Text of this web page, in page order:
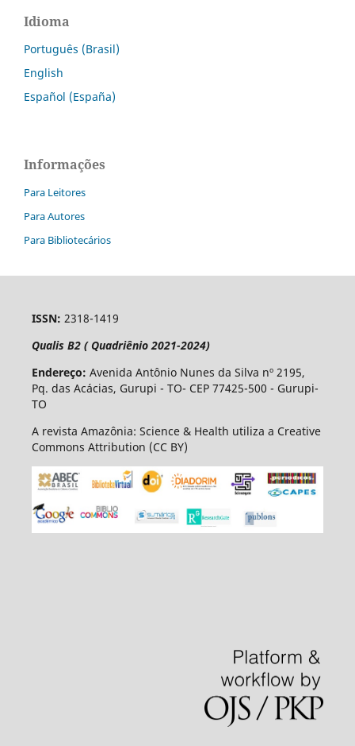
Idioma
Português (Brasil)
English
Español (España)
Informações
Para Leitores
Para Autores
Para Bibliotecários
ISSN: 2318-1419
Qualis B2 ( Quadriênio 2021-2024)
Endereço: Avenida Antônio Nunes da Silva nº 2195,
Pq. das Acácias, Gurupi - TO- CEP 77425-500 - Gurupi-
TO
A revista Amazônia: Science & Health utiliza a Creative
Commons Attribution (CC BY)